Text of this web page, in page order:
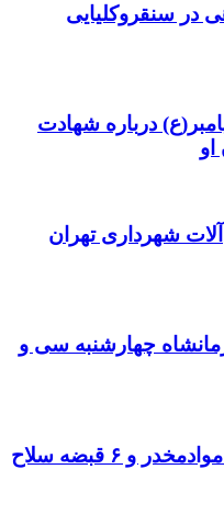
قیمت تهیه کنیم؟
قیمت ارزهای فیات
مورد حمله
که تازه زائر شده است